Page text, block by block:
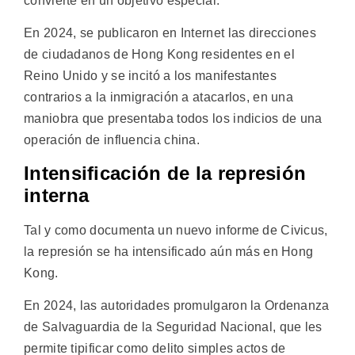
En 2024, se publicaron en Internet las direcciones
de ciudadanos de Hong Kong residentes en el
Reino Unido y se incitó a los manifestantes
contrarios a la inmigración a atacarlos, en una
maniobra que presentaba todos los indicios de una
operación de influencia china.
Intensificación de la represión
interna
Tal y como documenta un nuevo informe de Civicus,
la represión se ha intensificado aún más en Hong
Kong.
En 2024, las autoridades promulgaron la Ordenanza
de Salvaguardia de la Seguridad Nacional, que les
permite tipificar como delito simples actos de